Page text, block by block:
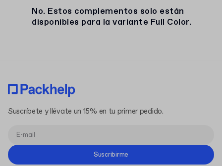
No. Estos complementos solo están
disponibles para la variante Full Color.
Suscríbete y llévate un 15% en tu primer pedido.
Suscribirme